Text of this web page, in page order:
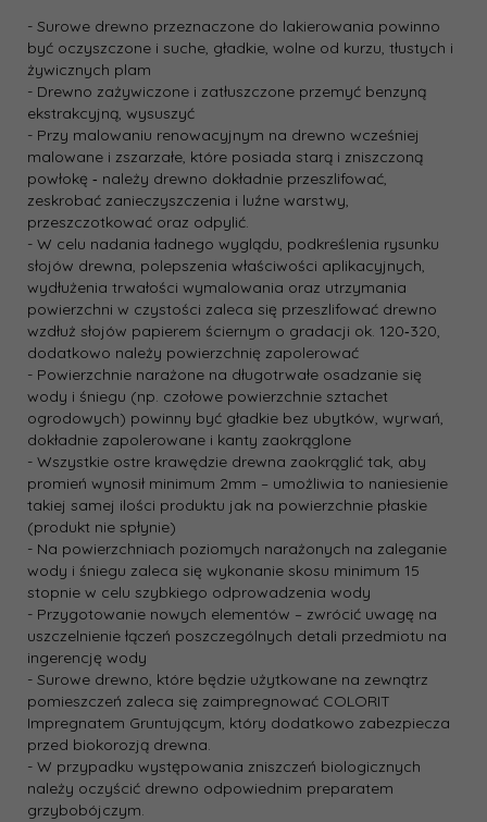
- Surowe drewno przeznaczone do lakierowania powinno
być oczyszczone i suche, gładkie, wolne od kurzu, tłustych i
żywicznych plam
- Drewno zażywiczone i zatłuszczone przemyć benzyną
ekstrakcyjną, wysuszyć
- Przy malowaniu renowacyjnym na drewno wcześniej
malowane i zszarzałe, które posiada starą i zniszczoną
powłokę ‐ należy drewno dokładnie przeszlifować,
zeskrobać zanieczyszczenia i luźne warstwy,
przeszczotkować oraz odpylić.
- W celu nadania ładnego wyglądu, podkreślenia rysunku
słojów drewna, polepszenia właściwości aplikacyjnych,
wydłużenia trwałości wymalowania oraz utrzymania
powierzchni w czystości zaleca się przeszlifować drewno
wzdłuż słojów papierem ściernym o gradacji ok. 120‐320,
dodatkowo należy powierzchnię zapolerować
- Powierzchnie narażone na długotrwałe osadzanie się
wody i śniegu (np. czołowe powierzchnie sztachet
ogrodowych) powinny być gładkie bez ubytków, wyrwań,
dokładnie zapolerowane i kanty zaokrąglone
- Wszystkie ostre krawędzie drewna zaokrąglić tak, aby
promień wynosił minimum 2mm – umożliwia to naniesienie
takiej samej ilości produktu jak na powierzchnie płaskie
(produkt nie spłynie)
- Na powierzchniach poziomych narażonych na zaleganie
wody i śniegu zaleca się wykonanie skosu minimum 15
stopnie w celu szybkiego odprowadzenia wody
- Przygotowanie nowych elementów – zwrócić uwagę na
uszczelnienie łączeń poszczególnych detali przedmiotu na
ingerencję wody
- Surowe drewno, które będzie użytkowane na zewnątrz
pomieszczeń zaleca się zaimpregnować COLORIT
Impregnatem Gruntującym, który dodatkowo zabezpiecza
przed biokorozją drewna.
- W przypadku występowania zniszczeń biologicznych
należy oczyścić drewno odpowiednim preparatem
grzybobójczym.